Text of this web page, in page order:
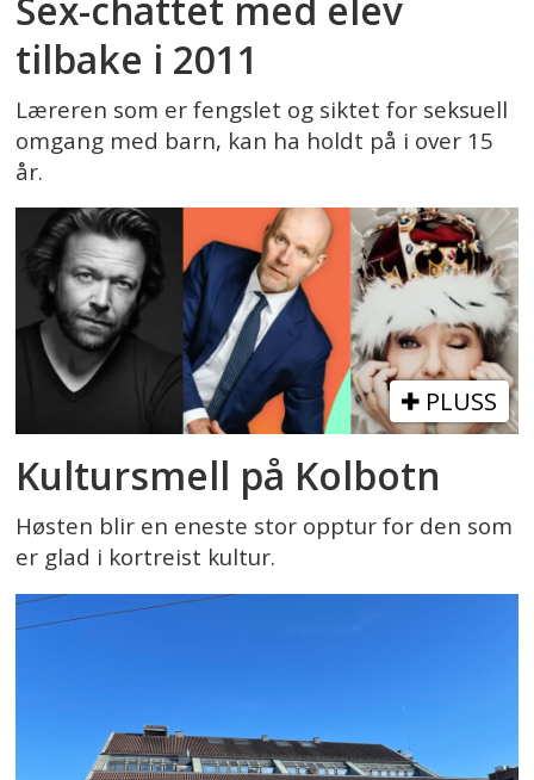
tilbake i 2011
Læreren som er fengslet og siktet for seksuell
omgang med barn, kan ha holdt på i over 15
år.
PLUSS
Kultursmell på Kolbotn
Høsten blir en eneste stor opptur for den som
er glad i kortreist kultur.